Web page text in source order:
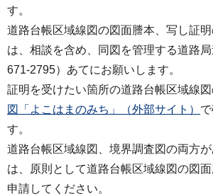
す。
道路台帳区域線図の図面謄本、写し証
は、相談を含め、同図を管理する道路
671-2795）あてにお願いします。
証明を受けたい箇所の道路台帳区域線
図「よこはまのみち」（外部サイト）
す。
道路台帳区域線図、境界調査図の両方
は、原則として道路台帳区域線図の図
申請してください。